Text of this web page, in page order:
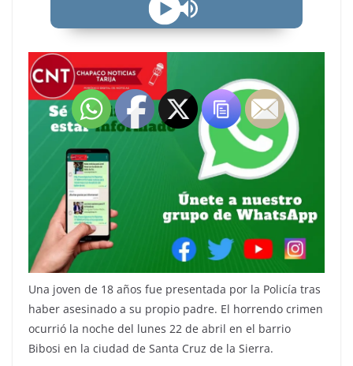
Una joven de 18 años fue presentada por la Policía tras
haber asesinado a su propio padre. El horrendo crimen
ocurrió la noche del lunes 22 de abril en el barrio
Bibosi en la ciudad de Santa Cruz de la Sierra.